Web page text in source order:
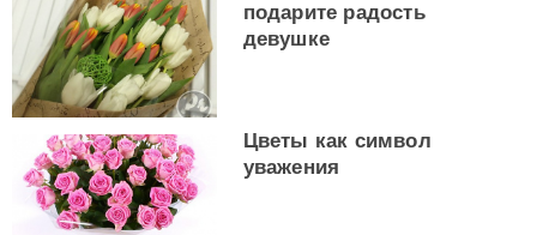
подарите радость
девушке
Цветы как символ
уважения